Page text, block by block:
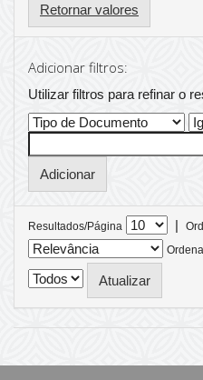
Retornar valores
Adicionar filtros:
Utilizar filtros para refinar o
Resultados/Página |